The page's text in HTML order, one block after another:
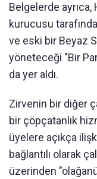
Belgelerde
kurucusu
ve eski bir Beyaz
yöneteceği "Bir
da yer aldı.
Zirvenin bir diğer
bir çöpçatanlık
üyelere açıkça
bağlantılı olarak
üzerinden